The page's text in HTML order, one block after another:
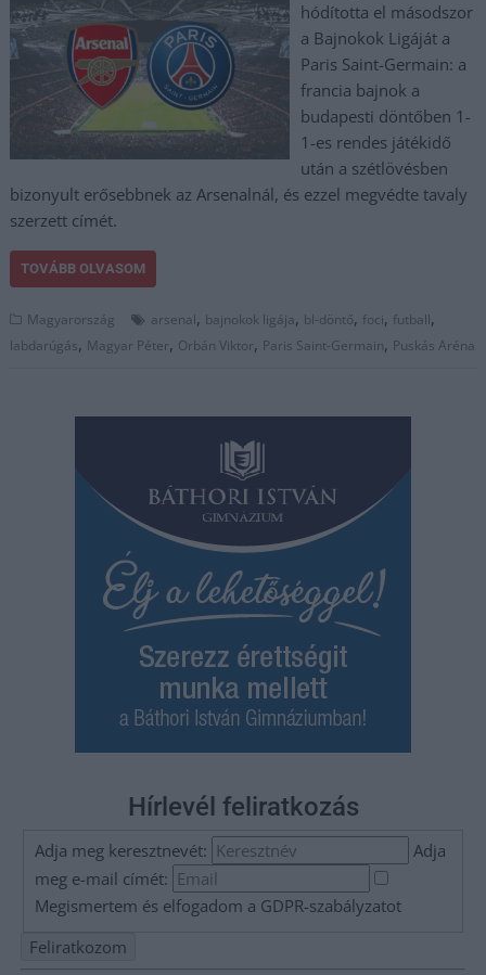
hódította el másodszor
a Bajnokok Ligáját a
Paris Saint-Germain: a
francia bajnok a
budapesti döntőben 1-
1-es rendes játékidő
után a szétlövésben
bizonyult erősebbnek az Arsenalnál, és ezzel megvédte tavaly
szerzett címét.
TOVÁBB OLVASOM
Magyarország arsenal, bajnokok ligája, bl-döntő, foci, futball,
labdarúgás, Magyar Péter, Orbán Viktor, Paris Saint-Germain, Puskás Aréna
Hírlevél feliratkozás
Adja meg keresztnevét:
Adja
meg e-mail címét:
Megismertem és elfogadom a GDPR-szabályzatot